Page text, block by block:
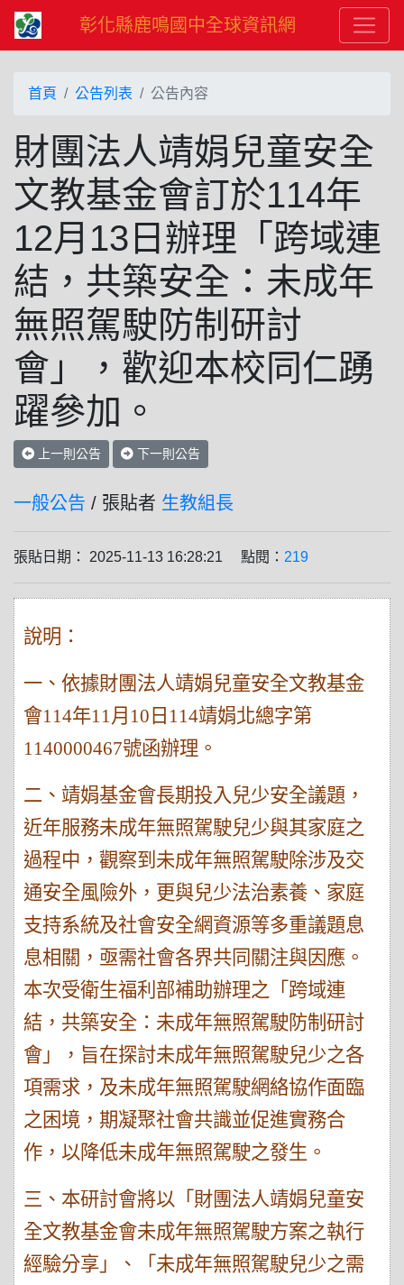
彰化縣鹿鳴國中全球資訊網
首頁 公告列表 公告內容
財團法人靖娟兒童安全
文教基金會訂於114年
12月13日辦理「跨域連
結，共築安全：未成年
無照駕駛防制研討
會」，歡迎本校同仁踴
躍參加。
上一則公告 下一則公告
一般公告 / 張貼者 生教組長
張貼日期： 2025-11-13 16:28:21 點閱： 219
說明：
一、依據財團法人靖娟兒童安全文教基金
會114年11月 10 日 114靖娟北總字第
1140000467號函辦理。
二、靖娟基金會長期投入兒少安全議題，
近年服務未成年無照駕駛兒少與其家庭之
過程中，觀察到未成年無照駕駛除涉及交
通安全風險外，更與兒少法治素養、家庭
支持系統及社會安全網資源等多重議題息
息相關，亟需社會各界共同關注與因應。
本次受衛生福利部補助辦理之「跨域連
結，共築安全：未成年無照駕駛防制研討
會」，旨在探討未成年無照駕駛兒少之各
項需求，及未成年無照駕駛網絡協作面臨
之困境，期凝聚社會共識並促進實務合
作，以降低未成年無照駕駛之發生。
三、本研討會將以「財團法人靖娟兒童安
全文教基金會未成年無照駕駛方案之執行
經驗分享」、「未成年無照駕駛兒少之需